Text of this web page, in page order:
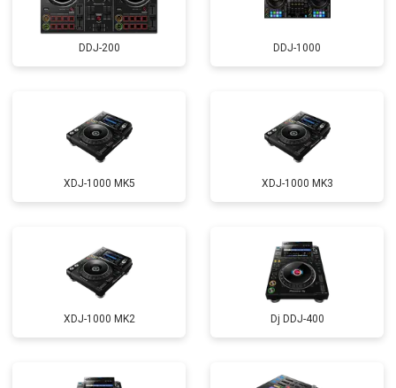
DDJ-200 DDJ-1000
XDJ-1000 MK5 XDJ-1000 MK3
XDJ-1000 MK2 Dj DDJ-400